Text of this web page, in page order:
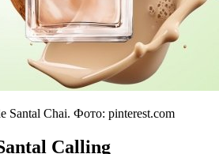
Santal Chai. Фото: pinterest.com
Calling